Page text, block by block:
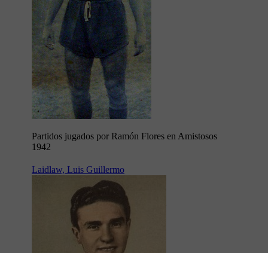
Partidos jugados por Ramón Flores en Amistosos
1942
Laidlaw, Luis Guillermo